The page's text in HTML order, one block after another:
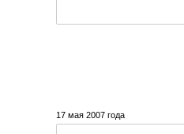
17 мая 2007 года